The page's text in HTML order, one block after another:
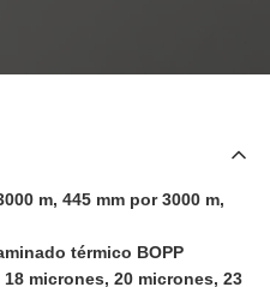
m, 445 mm por 3000 m,
térmico BOPP
micrones, 20 micrones, 23